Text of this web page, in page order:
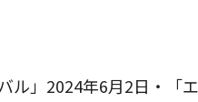
ル」2024年6月2日・